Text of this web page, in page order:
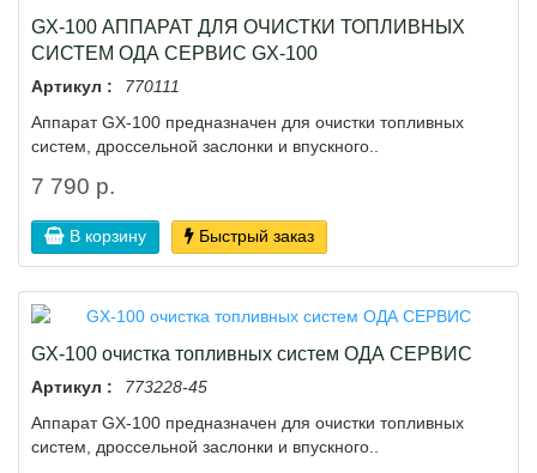
GX-100 АППАРАТ ДЛЯ ОЧИСТКИ ТОПЛИВНЫХ
СИСТЕМ ОДА СЕРВИС GX-100
Артикул :
770111
Аппарат GX-100 предназначен для очистки топливных
систем, дроссельной заслонки и впускного..
7 790 р.
В корзину Быстрый заказ
GX-100 очистка топливных систем ОДА СЕРВИС
Артикул :
773228-45
Аппарат GX-100 предназначен для очистки топливных
систем, дроссельной заслонки и впускного..